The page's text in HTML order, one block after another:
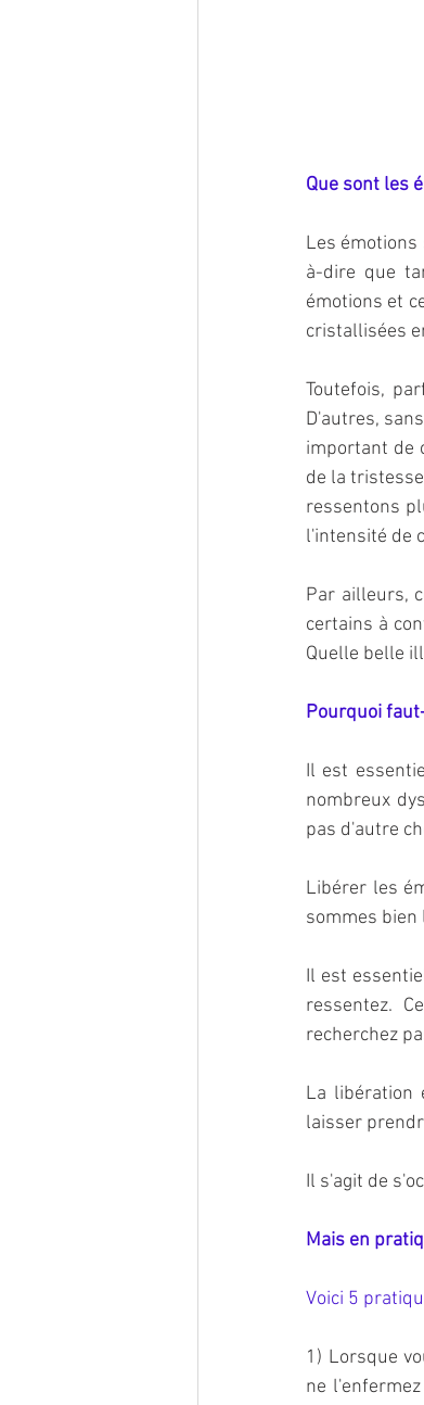
Que sont les
Les
à-dire que
émotions et
cristallisées
Toutefois,
D'autres,
important de
de la
ressentons
l'intensité de
Par ailleurs,
certains à
Quelle belle
Pourquoi
Il est
nombreux
pas d'autre
Libérer les
sommes
Il est
ressentez.
recherchez
La libération
laisser
Il s'agit de
Mais en
Voici 5
1) Lorsque
ne